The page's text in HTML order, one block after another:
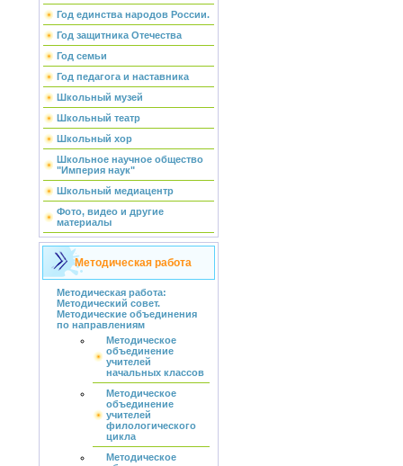
Год единства народов России.
Год защитника Отечества
Год семьи
Год педагога и наставника
Школьный музей
Школьный театр
Школьный хор
Школьное научное общество
"Империя наук"
Школьный медиацентр
Фото, видео и другие
материалы
Методическая работа
Методическая работа:
Методический совет.
Методические объединения
по направлениям
Методическое
объединение
учителей
начальных классов
Методическое
объединение
учителей
филологического
цикла
Методическое